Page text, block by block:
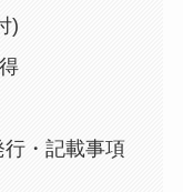
)
・記載事項